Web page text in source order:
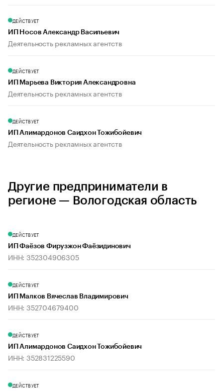
ДЕЙСТВУЕТ
ИП Носов Александр Васильевич
Деятельность рекламных агентств
ДЕЙСТВУЕТ
ИП Марьева Виктория Александровна
Деятельность рекламных агентств
ДЕЙСТВУЕТ
ИП Алимардонов Саидхон Тожибойевич
Деятельность рекламных агентств
Другие предприниматели в
регионе — Вологодская область
ДЕЙСТВУЕТ
ИП Фаёзов Фирузжон Фаёзидинович
ИНН: 352304906305
ДЕЙСТВУЕТ
ИП Малков Вячеслав Владимирович
ИНН: 352704679400
ДЕЙСТВУЕТ
ИП Алимардонов Саидхон Тожибойевич
ИНН: 352831225590
ДЕЙСТВУЕТ